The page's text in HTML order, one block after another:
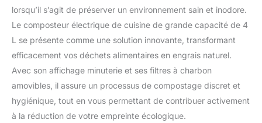
lorsqu’il s’agit de préserver un environnement sain et inodore.
Le composteur électrique de cuisine de grande capacité de 4
L se présente comme une solution innovante, transformant
efficacement vos déchets alimentaires en engrais naturel.
Avec son affichage minuterie et ses filtres à charbon
amovibles, il assure un processus de compostage discret et
hygiénique, tout en vous permettant de contribuer activement
à la réduction de votre empreinte écologique.